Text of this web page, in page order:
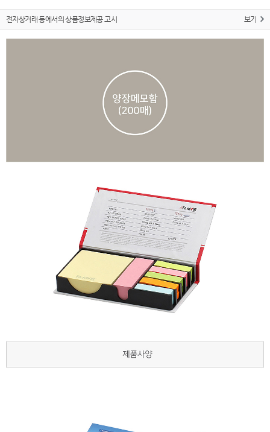
전자상거래 등에서의 상품정보제공 고시 보기